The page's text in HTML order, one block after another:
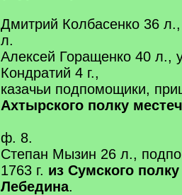
Дмитрий Колбасенко 36
л.
Алексей Горащенко 40 л.,
Кондратий 4 г.,
казачьи подпомощики,
Ахтырского полку
ф. 8.
Степан Мызин 26 л.,
1763 г. из Сумского
Лебедина.